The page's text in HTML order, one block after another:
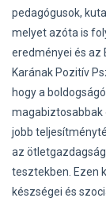
pedagógusok,
melyet azóta is
eredményei és az
Karának Pozitív
hogy a
magabiztosabbak
jobb
az
tesztekben. Ezen
készségei és